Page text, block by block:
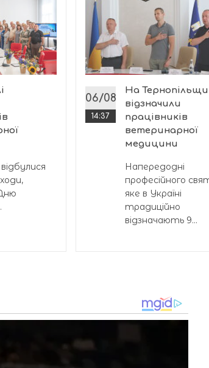
06/08
14:37
На
відзначили
працівників
ветеринарної
медицини
Напередодні
професійного
яке в Україні
традиційно
відзначають 9...